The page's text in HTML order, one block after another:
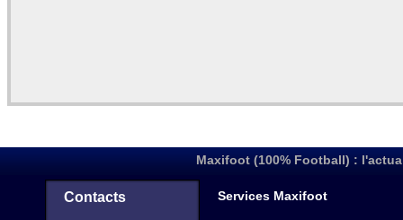
Maxifoot (100% Football) :
Contacts Services Maxifoot